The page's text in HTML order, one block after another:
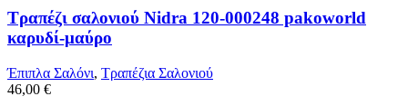
Τραπέζι σαλονιού Nidra 120-000248 pakoworld
καρυδί-μαύρο
Έπιπλα Σαλόνι, Τραπέζια Σαλονιού
46,00 €